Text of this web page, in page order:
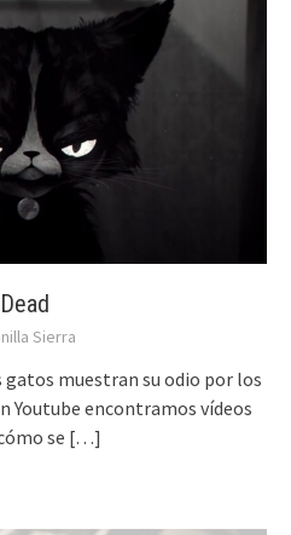
Sierra
gatos muestran su odio por los
Youtube encontramos vídeos
se […]